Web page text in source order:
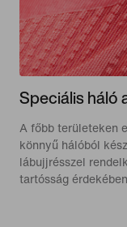
Speciális háló
A főbb területeken
könnyű hálóból
lábujjrésszel
tartósság